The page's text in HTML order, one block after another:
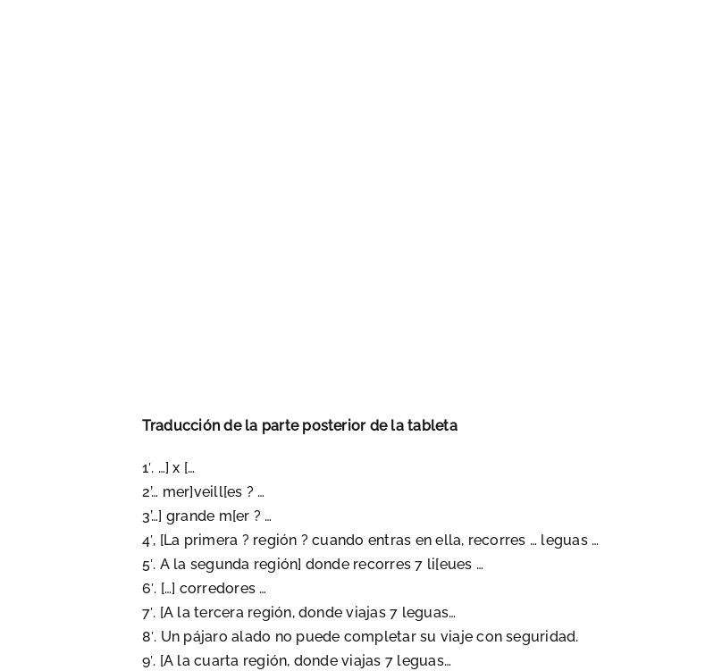
Traducción de la parte posterior de la tableta
1′. …] x […
2’… mer]veill[es ? …
3’…] grande m[er ? …
4′, [La primera ? región ? cuando entras en ella, recorres … leguas …
5′. A la segunda región] donde recorres 7 li[eues …
6′. […] corredores …
7′. [A la tercera región, donde viajas 7 leguas…
8′. Un pájaro alado no puede completar su viaje con seguridad.
9′. [A la cuarta región, donde viajas 7 leguas…